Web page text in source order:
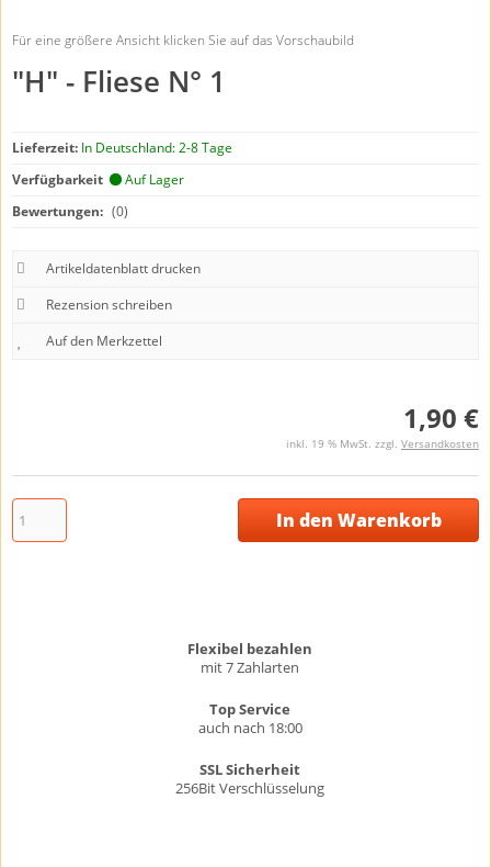
Für eine größere Ansicht klicken Sie auf das Vorschaubild
"H" - Fliese N° 1
Lieferzeit: In Deutschland: 2-8 Tage
Verfügbarkeit
Auf Lager
Bewertungen: (0)
Artikeldatenblatt drucken
Rezension schreiben
1,90 €
inkl. 19 % MwSt. zzgl. Versandkosten
In den Warenkorb
Flexibel bezahlen
mit 7 Zahlarten
Top Service
auch nach 18:00
SSL Sicherheit
256Bit Verschlüsselung